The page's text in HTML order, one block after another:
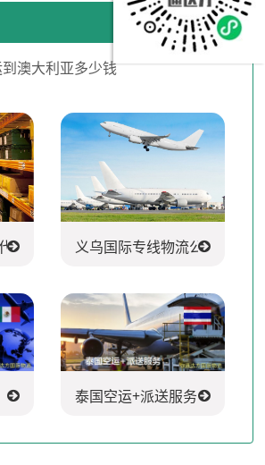
澳大利亚多少钱
发货 义乌国际专线物流公司
泰国空运+派送服务